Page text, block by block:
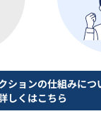
ションの仕組みにつ
しくはこちら